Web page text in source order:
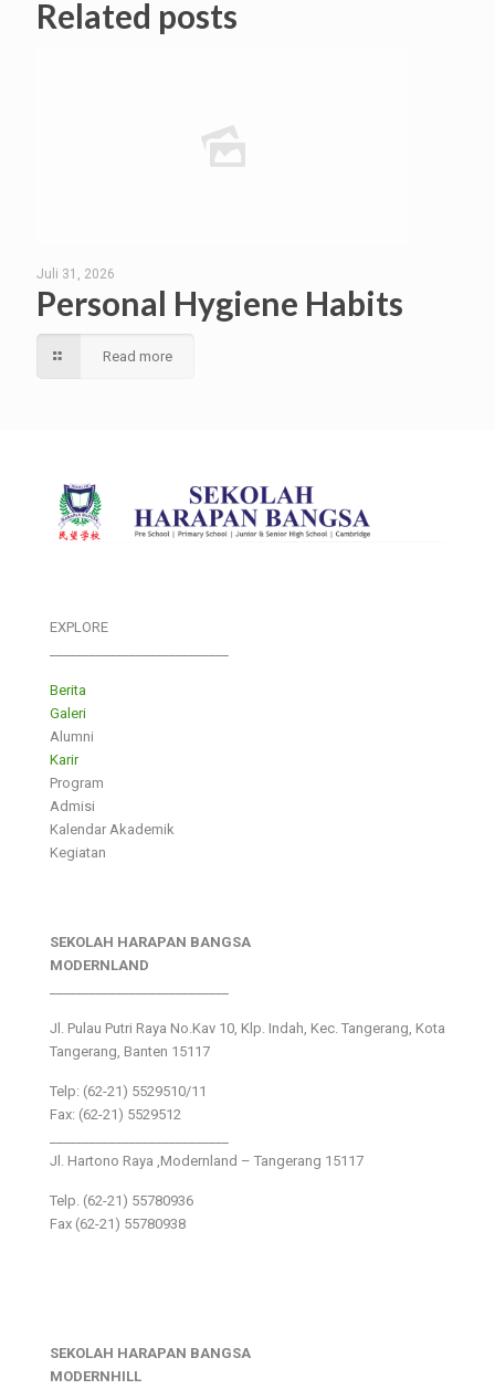
Related posts
Juli 31, 2026
Personal Hygiene Habits
Read more
EXPLORE
Berita
Galeri
Alumni
Karir
Program
Admisi
Kalendar Akademik
Kegiatan
SEKOLAH HARAPAN BANGSA
MODERNLAND
Jl. Pulau Putri Raya No.Kav 10, Klp. Indah, Kec. Tangerang, Kota
Tangerang, Banten 15117
Telp: (62-21) 5529510/11
Fax: (62-21) 5529512
Jl. Hartono Raya ,Modernland – Tangerang 15117
Telp. (62-21) 55780936
Fax (62-21) 55780938
SEKOLAH HARAPAN BANGSA
MODERNHILL